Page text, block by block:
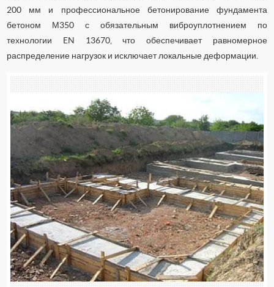
200 мм и профессиональное бетонирование фундамента
бетоном М350 с обязательным виброуплотнением по
технологии EN 13670, что обеспечивает равномерное
распределение нагрузок и исключает локальные деформации.